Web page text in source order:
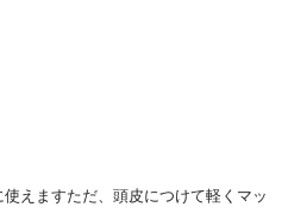
えますただ、頭皮につけて軽くマッ